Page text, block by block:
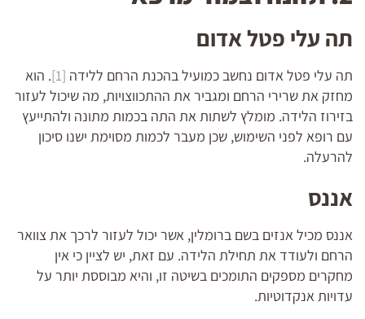
תה עלי פטל אדום
תה עלי פטל אדום נחשב כמועיל בהכנת הרחם ללידה [1]
. הוא
מחזק את שרירי הרחם ומגביר את ההתכווצויות, מה שיכול לעזור
בזירוז הלידה. מומלץ לשתות את התה בכמות מתונה ולהתייעץ
עם רופא לפני השימוש, שכן מעבר לכמות מסוימת ישנו סיכון
להרעלה.
אננס
אננס מכיל אנזים בשם ברומלין, אשר יכול לעזור לרכך את צוואר
הרחם ולעודד את תחילת הלידה. עם זאת, יש לציין כי אין
מחקרים מספקים התומכים בשיטה זו, והיא מבוססת יותר על
עדויות אנקדוטיות.